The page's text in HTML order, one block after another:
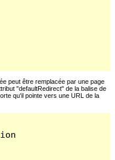
peut être remplacée par une page
"defaultRedirect" de la balise de
qu'il pointe vers une URL de la